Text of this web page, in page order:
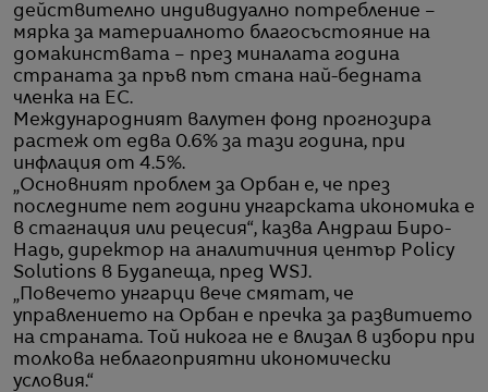
действително индивидуално потребление –
мярка за материалното благосъстояние на
домакинствата – през миналата година
страната за пръв път стана най-бедната
членка на ЕС.
Международният валутен фонд прогнозира
растеж от едва 0.6% за тази година, при
инфлация от 4.5%.
„Основният проблем за Орбан е, че през
последните пет години унгарската икономика е
в стагнация или рецесия“, казва Андраш Биро-
Надь, директор на аналитичния център Policy
Solutions в Будапеща, пред WSJ.
„Повечето унгарци вече смятат, че
управлението на Орбан е пречка за развитието
на страната. Той никога не е влизал в избори при
толкова неблагоприятни икономически
условия.“